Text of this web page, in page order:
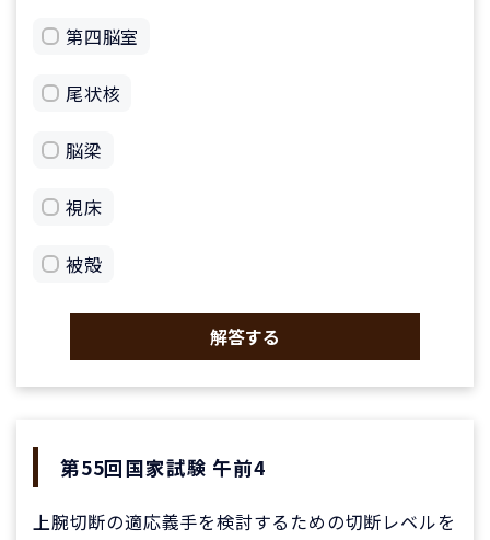
第四脳室
尾状核
脳梁
視床
被殻
解答する
第55回国家試験 午前4
上腕切断の適応義手を検討するための切断レベルを